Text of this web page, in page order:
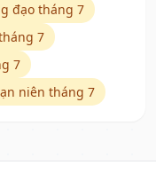
đạo tháng 7
7
7
niên tháng 7